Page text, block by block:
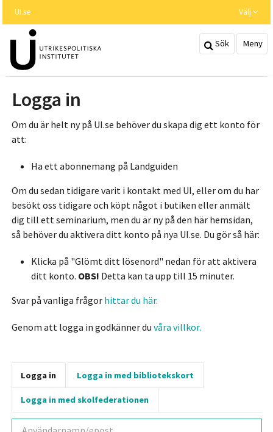
huvudinnehållet
UI.se Välj
Sök Meny
Logga in
Om du är helt ny på UI.se behöver du skapa dig ett konto för
att:
Ha ett abonnemang på Landguiden
Om du sedan tidigare varit i kontakt med UI, eller om du har
besökt oss tidigare och köpt något i butiken eller anmält
dig till ett seminarium, men du är ny på den här hemsidan,
så behöver du aktivera ditt konto på nya UI.se. Du gör så här:
Klicka på "Glömt ditt lösenord" nedan för att aktivera
ditt konto. OBS! Detta kan ta upp till 15 minuter.
Svar på vanliga frågor hittar du här.
Genom att logga in godkänner du våra villkor.
Logga in Logga in med bibliotekskort
Logga in med skolfederationen
Användarnamn